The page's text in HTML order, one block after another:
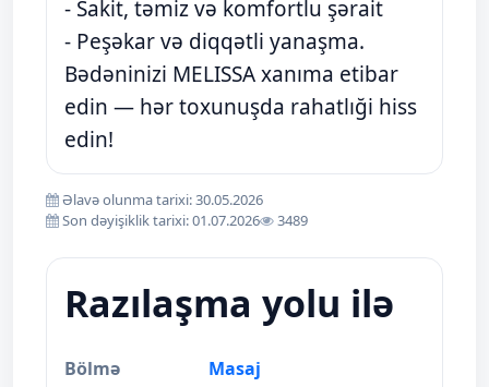
- Sakit, təmiz və komfortlu şərait
- Peşəkar və diqqətli yanaşma.
Bədəninizi MELISSA xanıma etibar
edin — hər toxunuşda rahatlıği hiss
edin!
Əlavə olunma tarixi: 30.05.2026
Son dəyişiklik tarixi: 01.07.2026
3489
Razılaşma yolu ilə
Bölmə Masaj